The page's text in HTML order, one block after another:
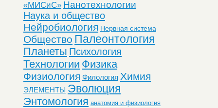
«МИСиС» Нанотехнологии
Наука и общество
Нейробиология Нервная система
Общество Палеонтология
Планеты Психология
Технологии Физика
Физиология Филология Химия
ЭЛЕМЕНТЫ Эволюция
Энтомология анатомия и физиология